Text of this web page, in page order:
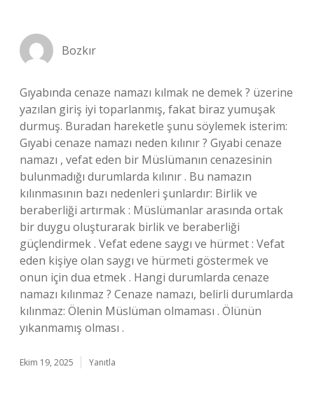
Bozkır
Gıyabında cenaze namazı kılmak ne demek ? üzerine
yazılan giriş iyi toparlanmış, fakat biraz yumuşak
durmuş. Buradan hareketle şunu söylemek isterim:
Gıyabi cenaze namazı neden kılınır ? Gıyabi cenaze
namazı , vefat eden bir Müslümanın cenazesinin
bulunmadığı durumlarda kılınır . Bu namazın
kılınmasının bazı nedenleri şunlardır: Birlik ve
beraberliği artırmak : Müslümanlar arasında ortak
bir duygu oluşturarak birlik ve beraberliği
güçlendirmek . Vefat edene saygı ve hürmet : Vefat
eden kişiye olan saygı ve hürmeti göstermek ve
onun için dua etmek . Hangi durumlarda cenaze
namazı kılınmaz ? Cenaze namazı, belirli durumlarda
kılınmaz: Ölenin Müslüman olmaması . Ölünün
yıkanmamış olması .
Ekim 19, 2025 Yanıtla